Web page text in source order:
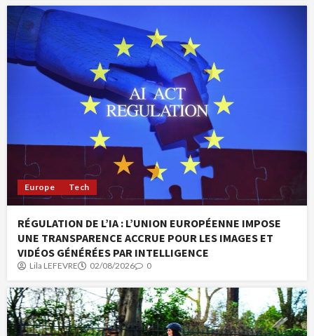
Europe Tech
RÉGULATION DE L’IA : L’UNION EUROPÉENNE IMPOSE
UNE TRANSPARENCE ACCRUE POUR LES IMAGES ET
VIDÉOS GÉNÉRÉES PAR INTELLIGENCE
Lila LEFEVRE 02/08/2026 0